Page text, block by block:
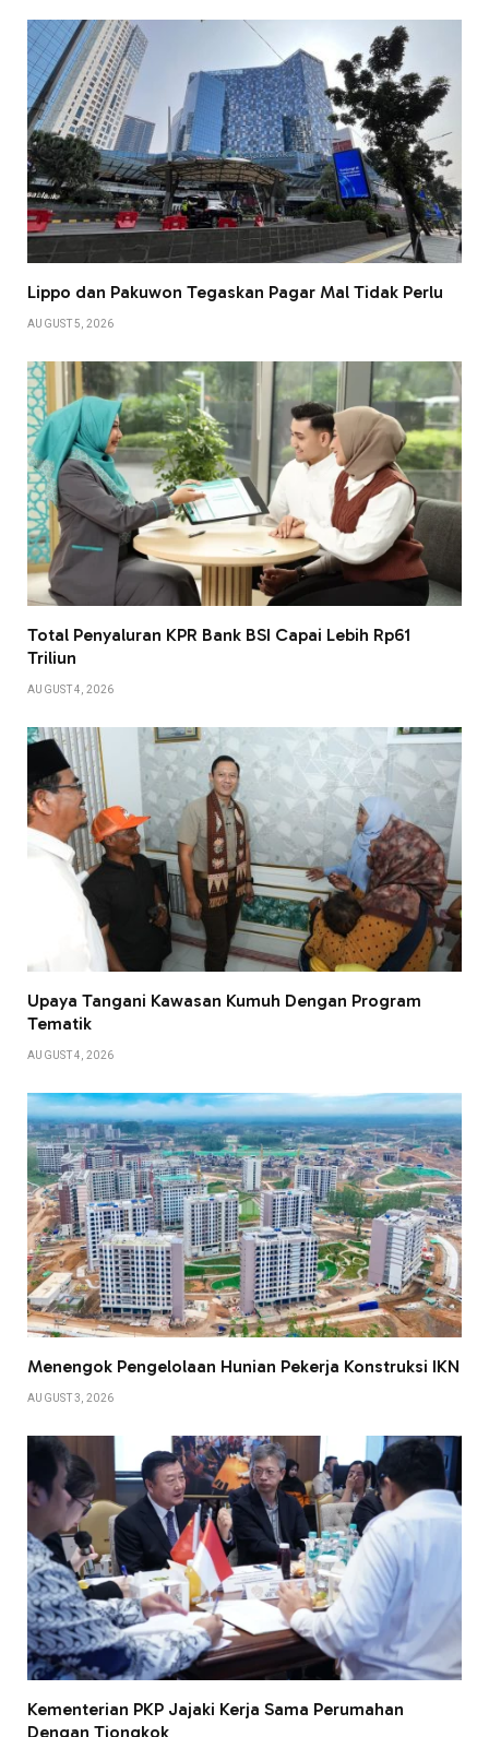
Lippo dan Pakuwon Tegaskan Pagar Mal Tidak Perlu
AUGUST 5, 2026
Total Penyaluran KPR Bank BSI Capai Lebih Rp61
Triliun
AUGUST 4, 2026
Upaya Tangani Kawasan Kumuh Dengan Program
Tematik
AUGUST 4, 2026
Menengok Pengelolaan Hunian Pekerja Konstruksi IKN
AUGUST 3, 2026
Kementerian PKP Jajaki Kerja Sama Perumahan
Dengan Tiongkok